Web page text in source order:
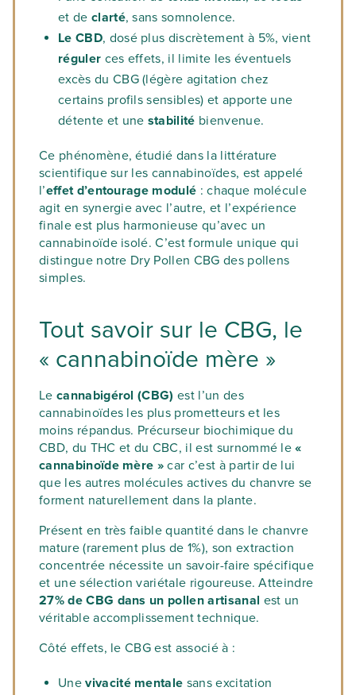
et de clarté, sans somnolence.
Le CBD, dosé plus discrètement à 5%, vient
réguler ces effets, il limite les éventuels
excès du CBG (légère agitation chez
certains profils sensibles) et apporte une
détente et une stabilité bienvenue.
Ce phénomène, étudié dans la littérature
scientifique sur les cannabinoïdes, est appelé
l’effet d’entourage modulé : chaque molécule
agit en synergie avec l’autre, et l’expérience
finale est plus harmonieuse qu’avec un
cannabinoïde isolé. C’est formule unique qui
distingue notre Dry Pollen CBG des pollens
simples.
Tout savoir sur le CBG, le
« cannabinoïde mère »
Le cannabigérol (CBG) est l’un des
cannabinoïdes les plus prometteurs et les
moins répandus. Précurseur biochimique du
CBD, du THC et du CBC, il est surnommé le«
cannabinoïde mère » car c’est à partir de lui
que les autres molécules actives du chanvre se
forment naturellement dans la plante.
Présent en très faible quantité dans le chanvre
mature (rarement plus de 1%), son extraction
concentrée nécessite un savoir-faire spécifique
et une sélection variétale rigoureuse. Atteindre
27% de CBG dans un pollen artisanal est un
véritable accomplissement technique.
Côté effets, le CBG est associé à :
Unevivacité mentale sans excitation